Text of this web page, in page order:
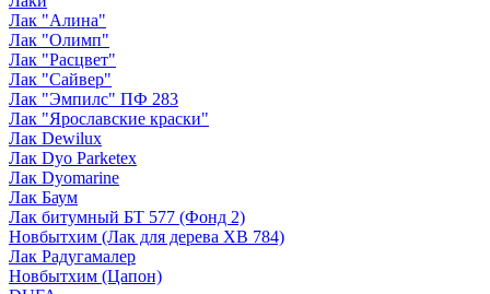
Лак "Алина"
Лак "Олимп"
Лак "Расцвет"
Лак "Сайвер"
Лак "Эмпилс" ПФ 283
Лак "Ярославские краски"
Лак Dewilux
Лак Dyo Parketex
Лак Dyomarine
Лак Баум
Лак битумный БТ 577 (Фонд 2)
Новбытхим (Лак для дерева ХВ 784)
Лак Радугамалер
Новбытхим (Цапон)